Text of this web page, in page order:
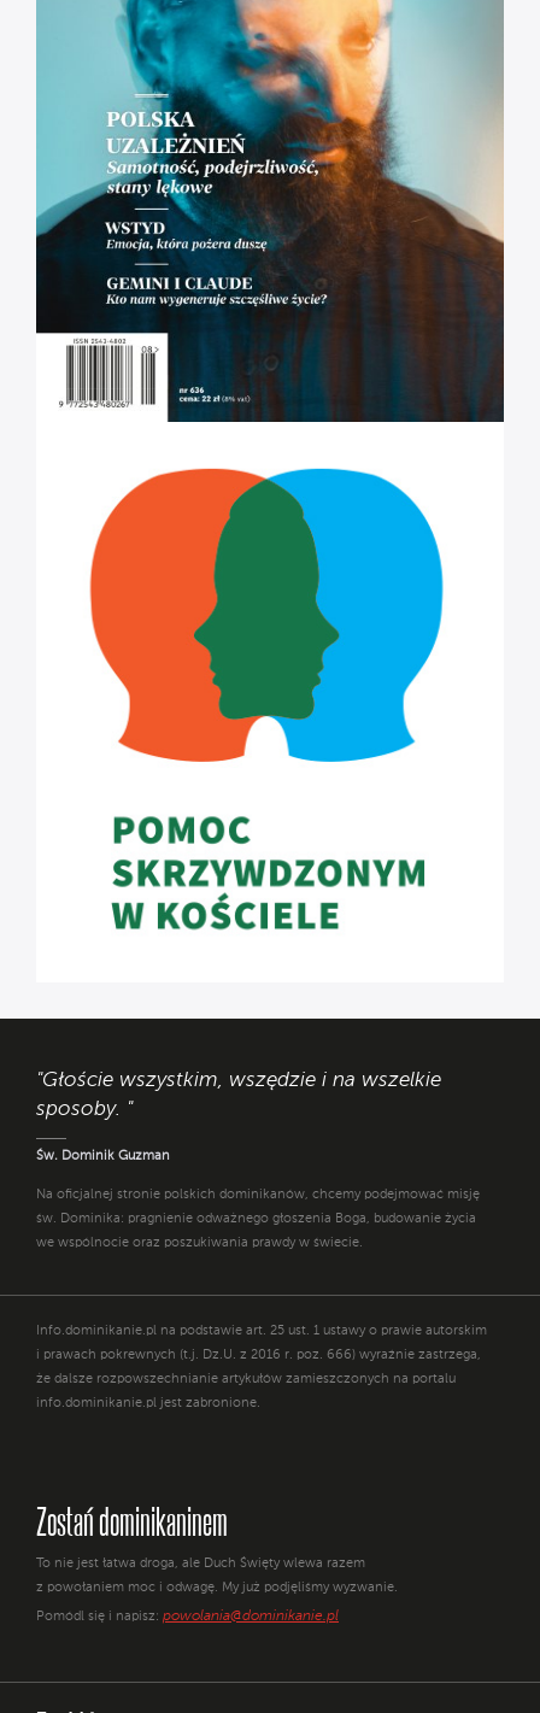
"Głoście wszystkim, wszędzie i na wszelkie
sposoby. "
Św. Dominik Guzman
Na oficjalnej stronie polskich dominikanów, chcemy podejmować misję
św. Dominika: pragnienie odważnego głoszenia Boga, budowanie życia
we wspólnocie oraz poszukiwania prawdy w świecie.
Info.dominikanie.pl na podstawie art. 25 ust. 1 ustawy o prawie autorskim
i prawach pokrewnych (t.j. Dz.U. z 2016 r. poz. 666) wyraźnie zastrzega,
że dalsze rozpowszechnianie artykułów zamieszczonych na portalu
info.dominikanie.pl jest zabronione.
Zostań dominikaninem
To nie jest łatwa droga, ale Duch Święty wlewa razem
z powołaniem moc i odwagę. My już podjęliśmy wyzwanie.
Pomódl się i napisz: powolania@dominikanie.pl